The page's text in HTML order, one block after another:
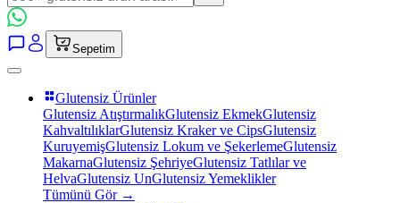
Sepetim
Glutensiz Ürünler
Glutensiz AtıştırmalıkGlutensiz EkmekGlutensiz
KahvaltılıklarGlutensiz Kraker ve CipsGlutensiz
KuruyemişGlutensiz Lokum ve ŞekerlemeGlutensiz
MakarnaGlutensiz ŞehriyeGlutensiz Tatlılar ve
HelvaGlutensiz UnGlutensiz Yemeklikler
Tümünü Gör →